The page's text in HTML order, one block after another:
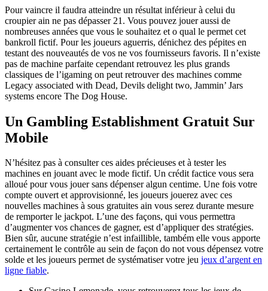
Pour vaincre il faudra atteindre un résultat inférieur à celui du
croupier ain ne pas dépasser 21. Vous pouvez jouer aussi de
nombreuses années que vous le souhaitez et o qual le permet cet
bankroll fictif. Pour les joueurs aguerris, dénichez des pépites en
testant des nouveautés de vos ne vos fournisseurs favoris. Il n’existe
pas de machine parfaite cependant retrouvez les plus grands
classiques de l’igaming on peut retrouver des machines comme
Legacy associated with Dead, Devils delight two, Jammin’ Jars
systems encore The Dog House.
Un Gambling Establishment Gratuit Sur
Mobile
N’hésitez pas à consulter ces aides précieuses et à tester les
machines en jouant avec le mode fictif. Un crédit factice vous sera
alloué pour vous jouer sans dépenser algun centime. Une fois votre
compte ouvert et approvisionné, les joueurs jouerez avec ces
nouvelles machines à sous gratuites ain vous serez durante mesure
de remporter le jackpot. L’une des façons, qui vous permettra
d’augmenter vos chances de gagner, est d’appliquer des stratégies.
Bien sûr, aucune stratégie n’est infaillible, também elle vous apporte
certainement le contrôle au sein de façon do not vous dépensez votre
solde et les joueurs permet de systématiser votre jeu jeux d’argent en
ligne fiable.